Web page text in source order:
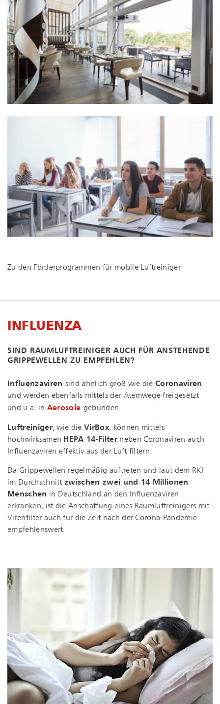
Zu den För­der­pro­gram­men für mobile Luftreiniger
INFLUENZA
SIND RAUM­LUFT­REI­NI­GER AUCH FÜR ANSTEHENDE
GRIPPEWELLEN ZU EMPFEHLEN?
Influenzaviren sind ähnlich groß wie dieCoronaviren
und werden ebenfalls mittels der Atemwege freigesetzt
und u.a. in Aerosole gebunden.
Luftreiniger, wie dieVirBox, können mittels
hochwirksamen HEPA 14-Filterneben Coronaviren auch
Influenzaviren effektiv aus der Luft filtern.
Da Grippewellen regelmäßig auftreten und laut dem RKI
im Durchschnittzwischen zwei und 14 Millionen
Menschen in Deutschland an den Influenzaviren
erkranken, ist die Anschaffung eines Raum­luft­rei­ni­gers mit
Virenfilter auch für die Zeit nach der Corona-Pandemie
empfehlenswert.